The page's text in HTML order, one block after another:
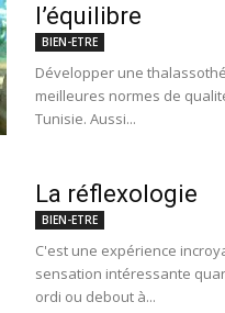
l’équilibre
BIEN-ETRE
Développer une
meilleures normes de
Tunisie. Aussi...
La réflexologie
BIEN-ETRE
C'est une expérience
sensation intéressante
ordi ou debout à...